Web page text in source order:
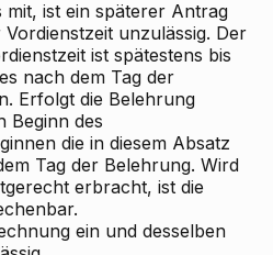
mit, ist ein späterer Antrag
unzulässig. Der
ist spätestens bis
nach dem Tag der
Erfolgt die Belehrung
Beginn des
die in diesem Absatz
Tag der Belehrung. Wird
erbracht, ist die
ein und desselben